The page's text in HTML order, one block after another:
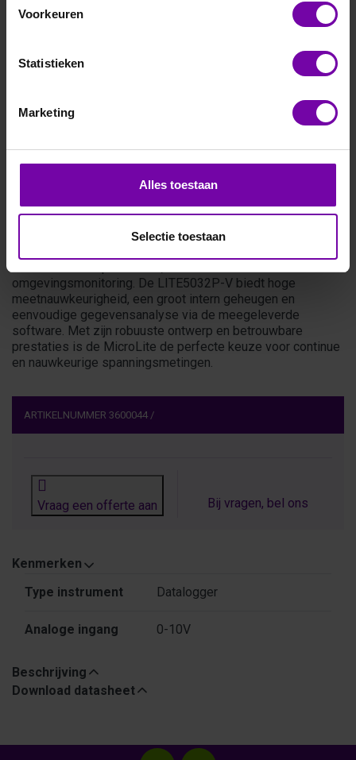
Voorkeuren
Statistieken
Marketing
Alles toestaan
Selectie toestaan
LITE5032P-V
De Fourtec MicroLite LITE5032P-V is een krachtige en
compacte datalogger voor het nauwkeurig meten en
registreren van analoge 0–10V signalen. Dankzij de brede
omgevingsmonitoring. De LITE5032P-V biedt hoge
meetnauwkeurigheid, een groot intern geheugen en
eenvoudige gegevensanalyse via de meegeleverde
software. Met zijn robuuste ontwerp en betrouwbare
prestaties is de MicroLite de perfecte keuze voor continue
en nauwkeurige spanningsmetingen.
ARTIKELNUMMER 3600044 /
Vraag een offerte aan Bij vragen, bel ons
Kenmerken
Type instrument Datalogger
Analoge ingang 0-10V
Beschrijving
Download datasheet